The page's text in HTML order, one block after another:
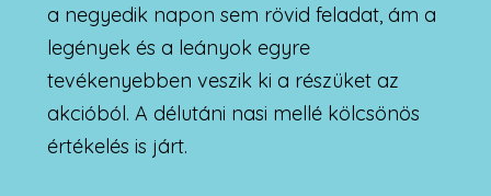
a negyedik napon sem rövid feladat, ám a
legények és a leányok egyre
tevékenyebben veszik ki a részüket az
akcióból. A délutáni nasi mellé kölcsönös
értékelés is járt.